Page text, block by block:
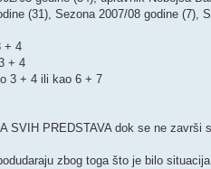
(31), Sezona 2007/08 godine (7),
+ 4
+ 4
3 + 4 ili kao 6 + 7
SVIH PREDSTAVA dok se ne završi
zbog toga što je bilo